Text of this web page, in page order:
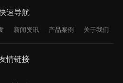
速导航
新闻资讯 产品案例 关于我们
情链接